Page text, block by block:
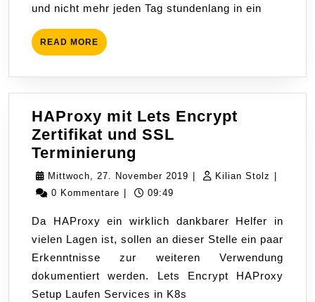
und nicht mehr jeden Tag stundenlang in ein
READ MORE READ
MORE
HAProxy mit Lets Encrypt
Zertifikat und SSL
Terminierung
mit
Lets
Zertifikat
und
SSL
Terminierung
Mittwoch, 27. November 2019 Mittwoch,
2019
| Kilian Stolz Kilian
|
0 Kommentare | 09:49
Da HAProxy ein wirklich dankbarer Helfer in
vielen Lagen ist, sollen an dieser Stelle ein paar
Erkenntnisse zur weiteren Verwendung
dokumentiert werden. Lets Encrypt HAProxy
Setup Laufen Services in K8s